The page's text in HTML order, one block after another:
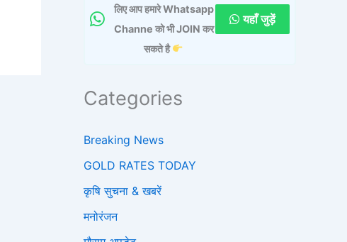
लिए आप हमारे Whatsapp
Channe को भी JOIN कर
सकते है
यहाँ जुड़ें
Categories
Breaking News
GOLD RATES TODAY
कृषि सुचना & खबरें
मनोरंजन